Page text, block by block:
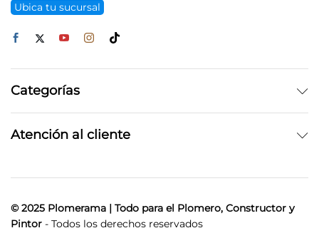
Ubica tu sucursal
Categorías
Atención al cliente
© 2025 Plomerama | Todo para el Plomero, Constructor y
Pintor - Todos los derechos reservados